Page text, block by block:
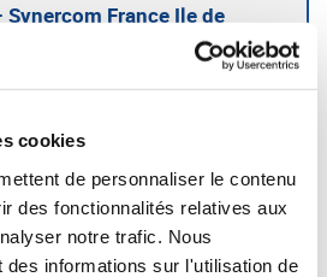
cookies
de personnaliser le contenu
des fonctionnalités relatives aux
notre trafic. Nous
des informations sur l'utilisation de
Synercom France Ile de
france.fr
DE FRANCE
RETOUR